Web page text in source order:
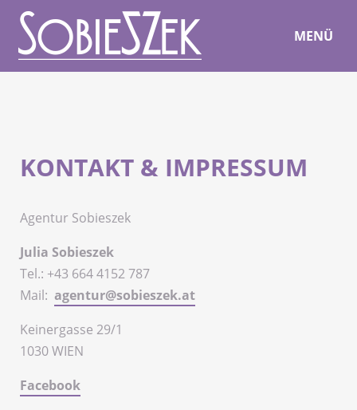
MENÜ
KONTAKT & IMPRESSUM
Agentur Sobieszek
Julia Sobieszek
Tel.: +43 664 4152 787
Mail: agentur@sobieszek.at
Keinergasse 29/1
1030 WIEN
Facebook